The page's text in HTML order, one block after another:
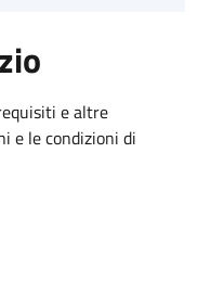
e altre
e le condizioni di